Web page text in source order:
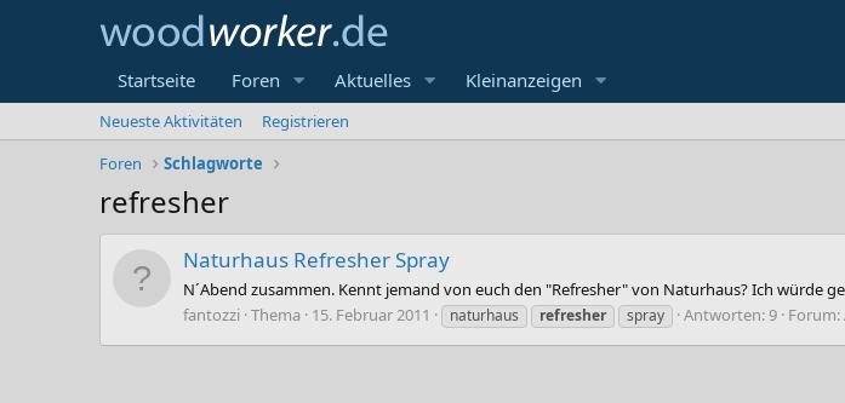
Startseite Foren Aktuelles Kleinanzeigen
Neueste Aktivitäten
Registrieren
Foren
Schlagworte
refresher
Naturhaus Refresher Spray
N´Abend zusammen. Kennt jemand von euch den "Refresher" von Naturhaus? Ich würde
fantozzi Thema 15. Februar 2011 naturhaus refresher spray Antworten: 9 Forum: